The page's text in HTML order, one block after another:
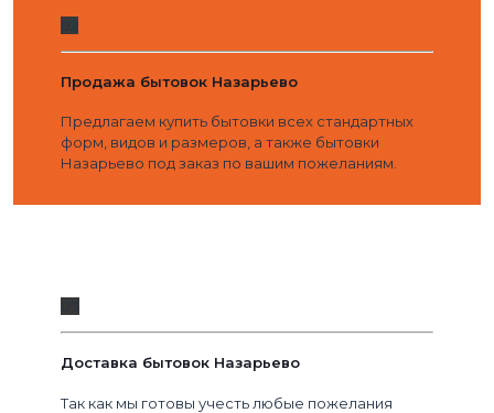
Продажа бытовок Назарьево
Предлагаем купить бытовки всех стандартных
форм, видов и размеров, а также бытовки
Назарьево под заказ по вашим пожеланиям.
Доставка бытовок Назарьево
Так как мы готовы учесть любые пожелания